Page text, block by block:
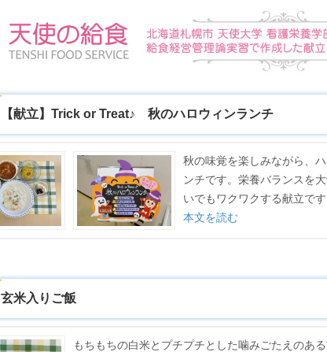
【献立】Trick or Treat♪ 秋のハロウィンランチ
秋の味覚を楽しみながら、
ンチです。栄養バランスを
いでもワクワクする献立です
本文を読む
玄米入りご飯
もちもちの白米とプチプチとした噛みごたえのあ